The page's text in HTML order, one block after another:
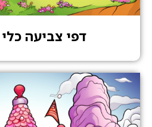
דפי צביעה